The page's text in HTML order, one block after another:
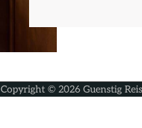
Copyright © 2026 Guenstig